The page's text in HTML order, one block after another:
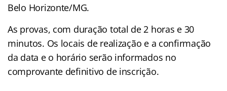
Belo Horizonte/MG.
As provas, com duração total de 2 horas e 30
minutos. Os locais de realização e a confirmação
da data e o horário serão informados no
comprovante definitivo de inscrição.